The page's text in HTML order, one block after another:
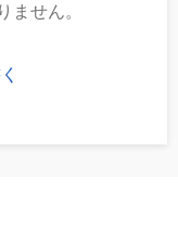
ません。